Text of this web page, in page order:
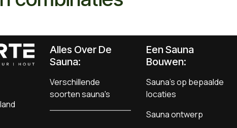
Alles Over De
Sauna:
Verschillende
soorten sauna's
Een Sauna
Bouwen:
Sauna's op bepaalde
locaties
Sauna ontwerp